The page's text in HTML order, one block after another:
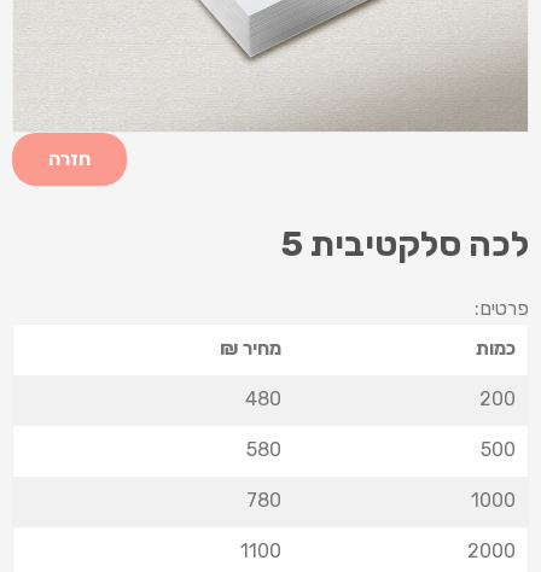
חזרה
לכה סלקטיבית 5
פרטים:
כמות
מחיר ₪
200
480
500
580
1000
780
2000
1100